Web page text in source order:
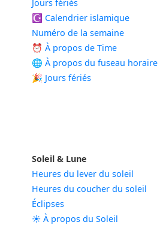
Jours fériés
☪️ Calendrier islamique
Numéro de la semaine
⏰ À propos de Time
🌐 À propos du fuseau horaire
🎉 Jours fériés
Soleil & Lune
Heures du lever du soleil
Heures du coucher du soleil
Éclipses
☀️ À propos du Soleil